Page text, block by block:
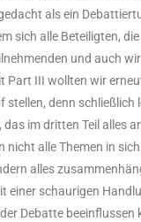
als ein
sich alle Beteiligten,
und auch
Part III wollten wir
stellen, denn schließlich
, das im dritten Teil alles
nicht alle Themen in
alles
einer schaurigen
Debatte beeinflussen